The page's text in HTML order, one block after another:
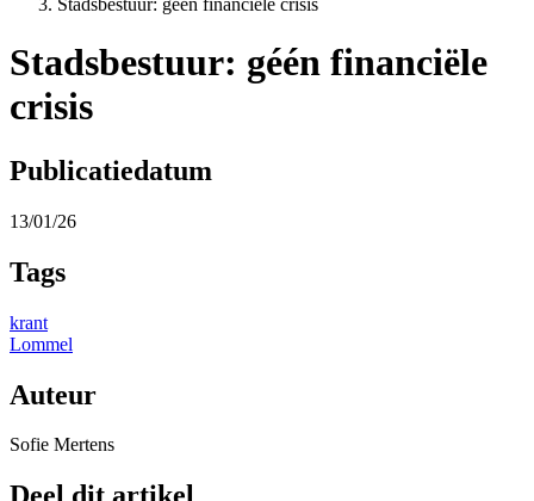
Stadsbestuur: géén financiële crisis
Stadsbestuur: géén financiële
crisis
Publicatiedatum
13/01/26
Tags
krant
Lommel
Auteur
Sofie Mertens